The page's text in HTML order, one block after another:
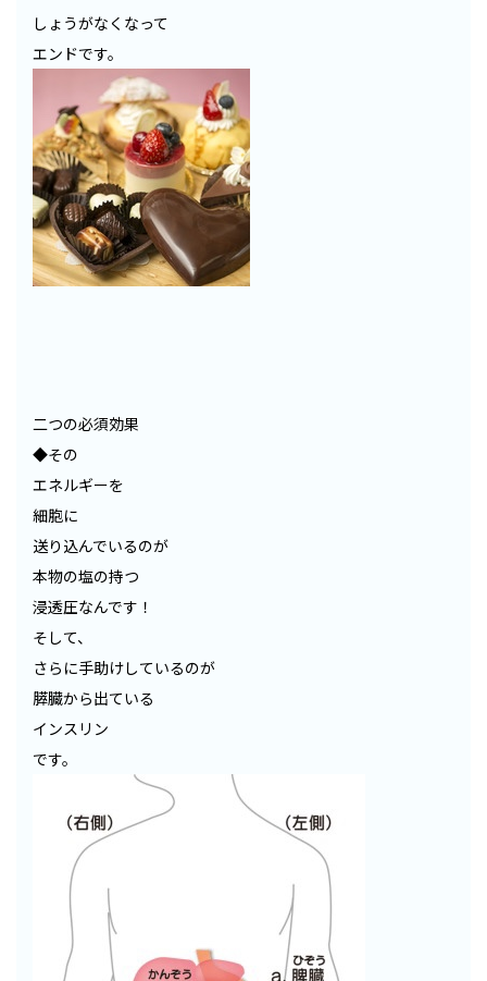
しょうがなくなって
エンドです。
二つの必須効果
◆その
エネルギーを
細胞に
送り込んでいるのが
本物の塩の持つ
浸透圧なんです！
そして、
さらに手助けしているのが
膵臓から出ている
インスリン
です。